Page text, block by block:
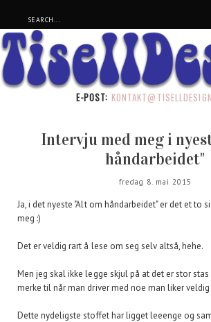
E-POST:
Intervju med meg i
håndarbeidet"
fredag 8. mai 2015
Ja, i det nyeste "Alt om håndarbeidet" er det et to
meg :)
Det er veldig rart å lese om seg selv altså, hehe.
Men jeg skal ikke legge skjul på at det er stor
merke til når man driver med noe man liker
Dette nydeligste stoffet har ligget leeenge og